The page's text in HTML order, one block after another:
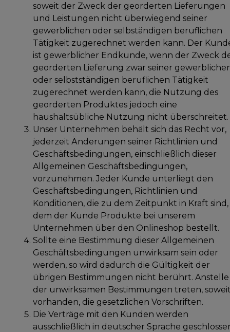
soweit der Zweck der georderten Lieferungen
und Leistungen nicht überwiegend seiner
gewerblichen oder selbständigen beruflichen
Tätigkeit zugerechnet werden kann. Der
ist gewerblicher Endkunde, wenn der Zweck
georderten Lieferung zwar seiner
oder selbstständigen beruflichen Tätigkeit
zugerechnet werden kann, die Nutzung des
georderten Produktes jedoch eine
haushaltsübliche Nutzung nicht überschreitet.
Unser Unternehmen behält sich das Recht vor,
jederzeit Änderungen seiner Richtlinien und
Geschäftsbedingungen, einschließlich dieser
Allgemeinen Geschäftsbedingungen,
vorzunehmen. Jeder Kunde unterliegt den
Geschäftsbedingungen, Richtlinien und
Konditionen, die zu dem Zeitpunkt in Kraft
dem der Kunde Produkte bei unserem
Unternehmen über den Onlineshop bestellt.
Sollte eine Bestimmung dieser Allgemeinen
Geschäftsbedingungen unwirksam sein oder
werden, so wird dadurch die Gültigkeit der
übrigen Bestimmungen nicht berührt. Anstelle
der unwirksamen Bestimmungen treten,
vorhanden, die gesetzlichen Vorschriften.
Die Verträge mit den Kunden werden
ausschließlich in deutscher Sprache